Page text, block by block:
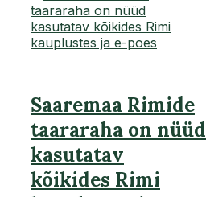
Saaremaa Rimide
taararaha on nüüd
kasutatav
kõikides Rimi